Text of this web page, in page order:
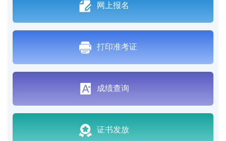
网上报名
打印准考证
成绩查询
证书发放